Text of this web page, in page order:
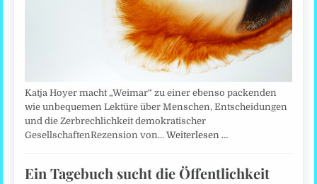
Katja Hoyer macht „Weimar“ zu einer ebenso packenden
wie unbequemen Lektüre über Menschen, Entscheidungen
und die Zerbrechlichkeit demokratischer
GesellschaftenRezension von…Weiterlesen …
Ein Tagebuch sucht die Öffentlichkeit